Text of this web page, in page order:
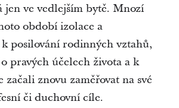
jen ve vedlejším bytě. Mnozí
období izolace a
posilování rodinných vztahů,
pravých účelech života a k
začali znovu zaměřovat na své
či duchovní cíle.